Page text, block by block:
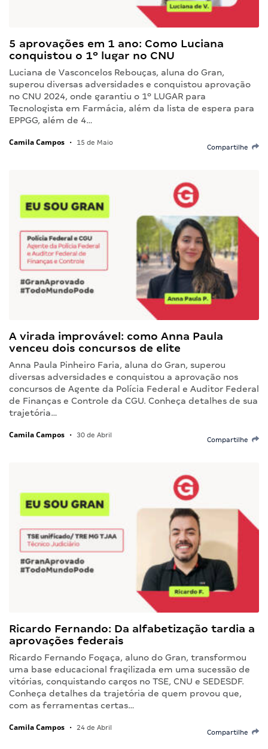
5 aprovações em 1 ano: Como Luciana
conquistou o 1º lugar no CNU
Luciana de Vasconcelos Rebouças, aluna do Gran,
superou diversas adversidades e conquistou aprovação
no CNU 2024, onde garantiu o 1º LUGAR para
Tecnologista em Farmácia, além da lista de espera para
EPPGG, além de 4…
Camila Campos • 15 de Maio
Compartilhe
A virada improvável: como Anna Paula
venceu dois concursos de elite
Anna Paula Pinheiro Faria, aluna do Gran, superou
diversas adversidades e conquistou a aprovação nos
concursos de Agente da Polícia Federal e Auditor Federal
de Finanças e Controle da CGU. Conheça detalhes de sua
trajetória…
Camila Campos • 30 de Abril
Compartilhe
Ricardo Fernando: Da alfabetização tardia a
aprovações federais
Ricardo Fernando Fogaça, aluno do Gran, transformou
uma base educacional fragilizada em uma sucessão de
vitórias, conquistando cargos no TSE, CNU e SEDESDF.
Conheça detalhes da trajetória de quem provou que,
com as ferramentas certas…
Camila Campos • 24 de Abril
Compartilhe